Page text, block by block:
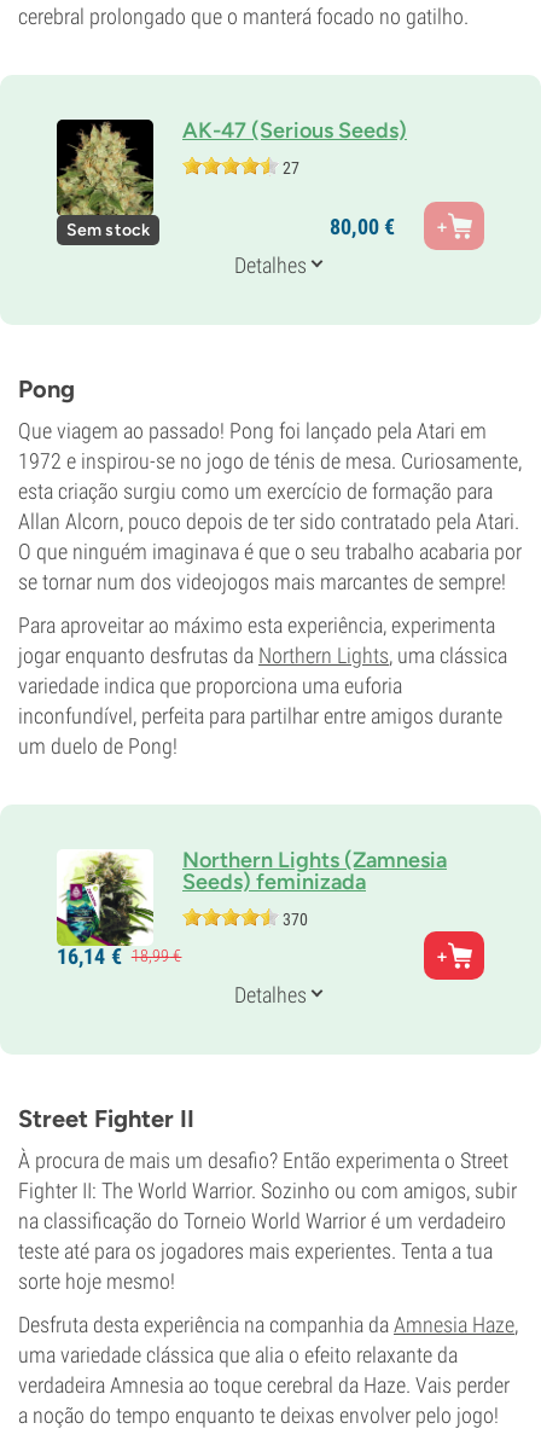
cerebral prolongado que o manterá focado no gatilho.
AK-47 (Serious Seeds)
27
Pais
AK-47
Sativa dominante
8-9 semanas
Baixo
Tipo de floração
Período de luz
Sem stock 80,00€
Detalhes
Pong
Que viagem ao passado! Pong foi lançado pela Atari em
1972 e inspirou-se no jogo de ténis de mesa. Curiosamente,
esta criação surgiu como um exercício de formação para
Allan Alcorn, pouco depois de ter sido contratado pela Atari.
O que ninguém imaginava é que o seu trabalho acabaria por
se tornar num dos videojogos mais marcantes de sempre!
Para aproveitar ao máximo esta experiência, experimenta
jogar enquanto desfrutas da Northern Lights, uma clássica
variedade indica que proporciona uma euforia
inconfundível, perfeita para partilhar entre amigos durante
um duelo de Pong!
Northern Lights (Zamnesia
Seeds) feminizada
370
Pais
Auroras boreais
7-8 semanas
19%
CBD
0-1%
Tipo de floração
Período de luz
16,14 € 18,99€
Detalhes
Street Fighter II
À procura de mais um desafio? Então experimenta o Street
Fighter II: The World Warrior. Sozinho ou com amigos, subir
na classificação do Torneio World Warrior é um verdadeiro
teste até para os jogadores mais experientes. Tenta a tua
sorte hoje mesmo!
Desfruta desta experiência na companhia daAmnesia Haze,
uma variedade clássica que alia o efeito relaxante da
verdadeira Amnesia ao toque cerebral da Haze. Vais perder
a noção do tempo enquanto te deixas envolver pelo jogo!